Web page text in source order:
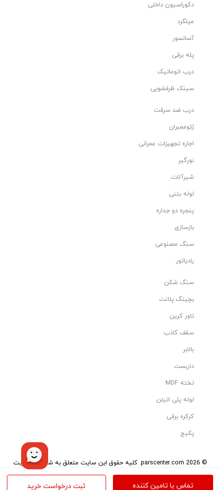
تماس با تامین کننده ثبت درخواست خرید
دکوراسیون داخلی
میلگرد
آسانسور
پله برقی
درب اتوماتیک
سینک ظرفشویی
درب ضد سرقت
ژئوممبران
اجاره تجهیزات عمرانی
نورگیر
شیرآلات
لوله بتنی
پنجره دو جداره
بازسازی
سنگ مصنوعی
رادیاتور
سنگ شکن
بچینگ پلانت
تاور کرین
سقف کاذب
بالابر
داربست
تخته MDF
لوله پلی اتیلن
کرکره برقی
پکیج
© 2026 parscenter.com. کلیه حقوق این سایت متعلق به شرکت مدیریت
هوشمند تاو می‌باشد.
تمامی کالاها و خدمات این سایت، حسب مورد دارای مجوزهای لازم از مراجع